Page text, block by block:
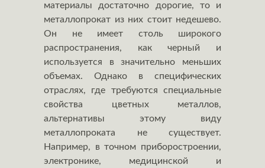
материалы достаточно дорогие, то и
металлопрокат из них стоит недешево.
Он не имеет столь широкого
распространения, как черный и
используется в значительно меньших
объемах. Однако в специфических
отраслях, где требуются специальные
свойства цветных металлов,
альтернативы этому виду
металлопроката не существует.
Например, в точном приборостроении,
электронике, медицинской и